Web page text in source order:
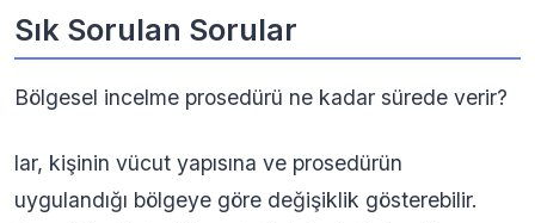
Sık Sorulan Sorular
Bölgesel incelme prosedürü ne kadar sürede verir?
lar, kişinin vücut yapısına ve prosedürün
uygulandığı bölgeye göre değişiklik gösterebilir.